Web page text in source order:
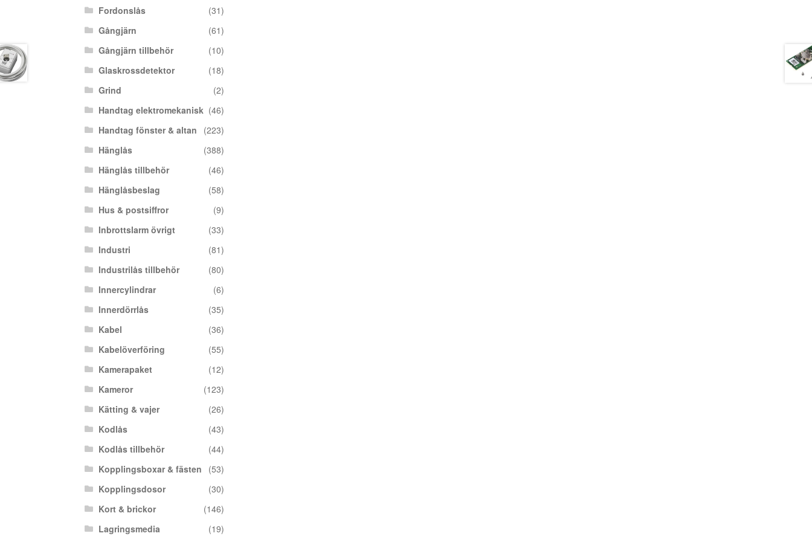
Fordonslås
(31)
Gångjärn
(61)
Gångjärn tillbehör
(10)
Glaskrossdetektor
(18)
Grind
(2)
Handtag elektromekanisk (46)
Handtag fönster & altan
(223)
Hänglås
(388)
Hänglås tillbehör
(46)
Hänglåsbeslag
(58)
Hus & postsiffror
(9)
Inbrottslarm övrigt
(33)
Industri
(81)
Industrilås tillbehör
(80)
Innercylindrar
(6)
Innerdörrlås
(35)
Kabel
(36)
Kabelöverföring
(55)
Kamerapaket
(12)
Kameror
(123)
Kätting & vajer
(26)
Kodlås
(43)
Kodlås tillbehör
(44)
Kopplingsboxar & fästen
(53)
Kopplingsdosor
(30)
Kort & brickor
(146)
Lagringsmedia
(19)